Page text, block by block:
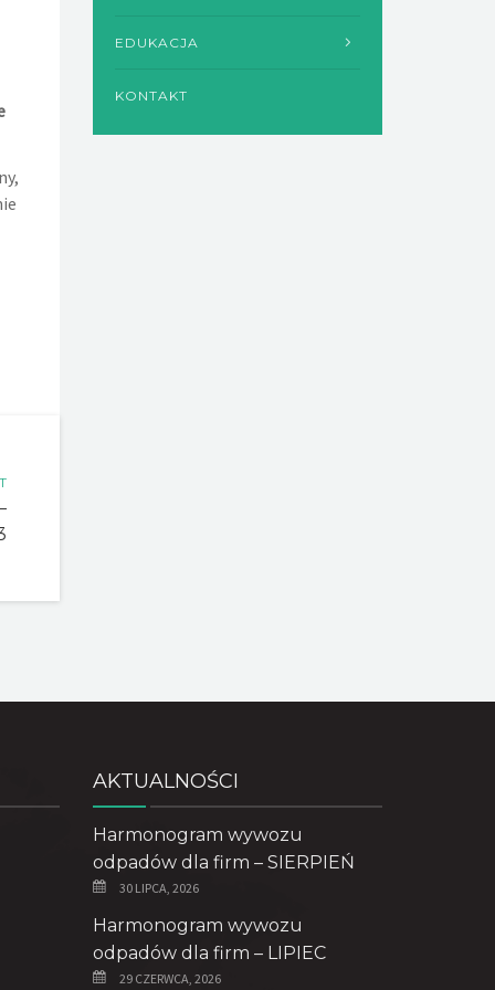
EDUKACJA
KONTAKT
AKTUALNOŚCI
Harmonogram wywozu
odpadów dla firm – SIERPIEŃ
30 LIPCA, 2026
Harmonogram wywozu
odpadów dla firm – LIPIEC
29 CZERWCA, 2026